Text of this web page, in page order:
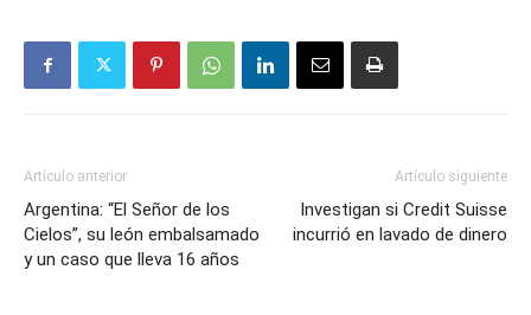
Artículo anterior
Argentina: “El Señor de los
Cielos”, su león embalsamado
y un caso que lleva 16 años
Artículo siguiente
Investigan si Credit Suisse
incurrió en lavado de dinero